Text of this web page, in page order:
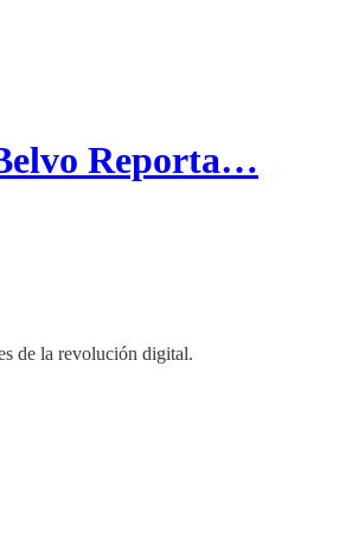
Reporta…
de la revolución digital.